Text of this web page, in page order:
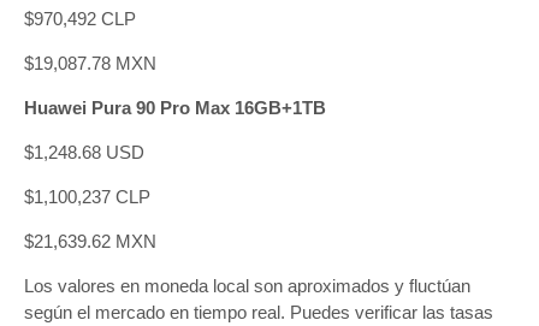
$970,492 CLP
$19,087.78 MXN
Huawei Pura 90 Pro Max 16GB+1TB
$1,248.68 USD
$1,100,237 CLP
$21,639.62 MXN
Los valores en moneda local son aproximados y fluctúan
según el mercado en tiempo real. Puedes verificar las tasas